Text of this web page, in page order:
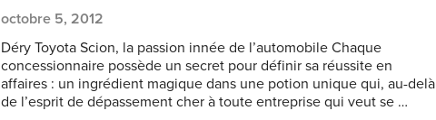
octobre 5, 2012
Déry Toyota Scion, la passion innée de l’automobile Chaque
concessionnaire possède un secret pour définir sa réussite en
affaires : un ingrédient magique dans une potion unique qui, au-delà
de l’esprit de dépassement cher à toute entreprise qui veut se …